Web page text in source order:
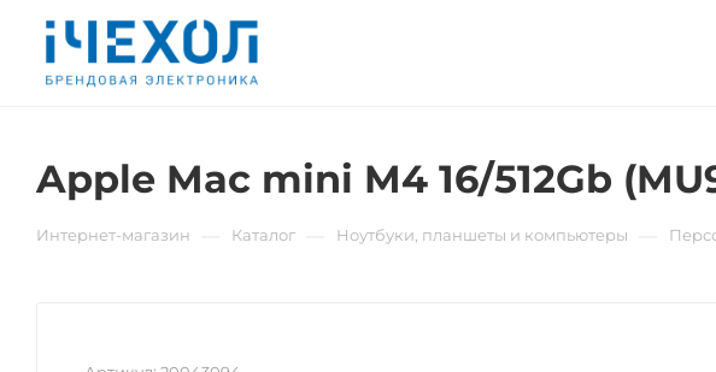
Apple Mac mini M4 16/512Gb
Интернет-магазин Каталог Ноутбуки, планшеты и компьютеры